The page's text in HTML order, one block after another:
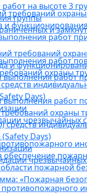
требований охраны
работ
работ
охраны
Days)
чрезвычайных
пожарной
«Пожарная
на высоте 3
группы
и
требований
и
работ
работ
охраны
Days)